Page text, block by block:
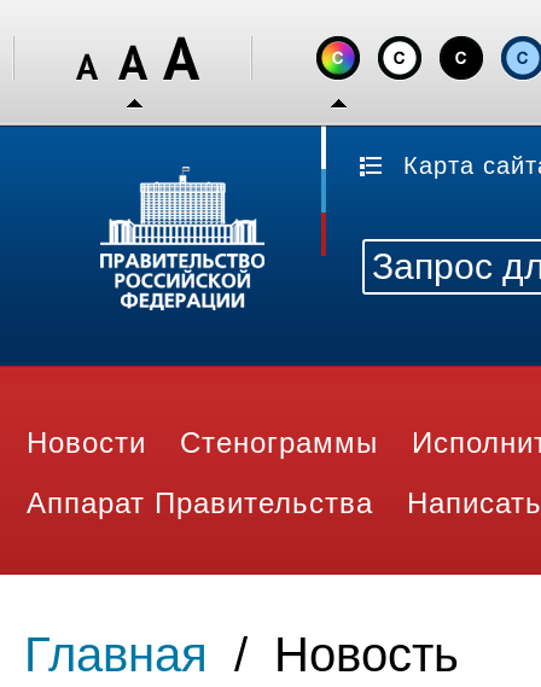
Карта
Новости Стенограммы
Аппарат Правительства
Главная / Новость